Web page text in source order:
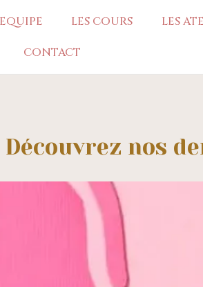
LES COURS LES
CONTACT
Découvrez nos